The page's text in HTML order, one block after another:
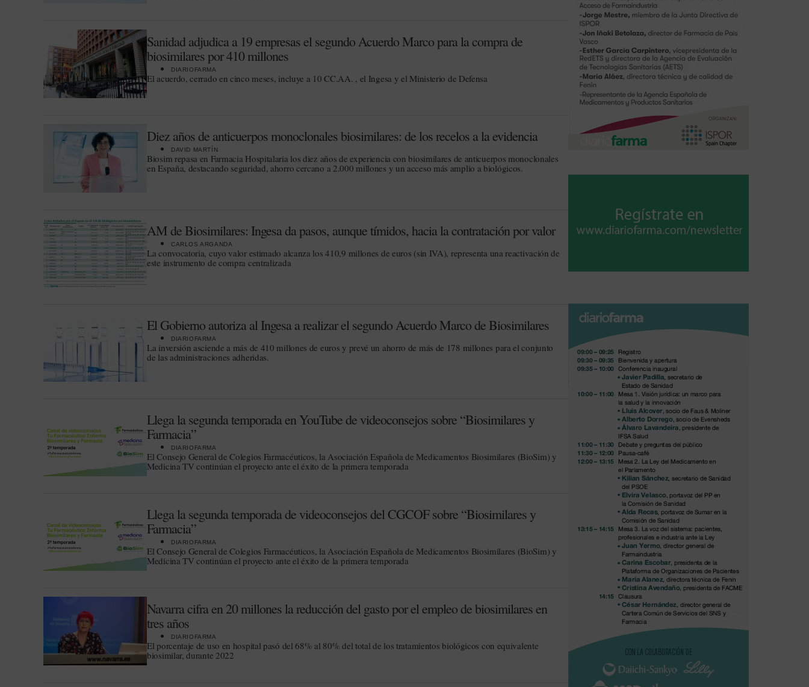
Sanidad adjudica a 19 empresas el segundo Acuerdo Marco para la compra de
biosimilares por 410 millones
DIARIOFARMA
El acuerdo, cerrado en cinco meses, incluye a 10 CC.AA. , el Ingesa y el Ministerio de Defensa
Diez años de anticuerpos monoclonales biosimilares: de los recelos a la evidencia
DAVID MARTÍN
Biosim repasa en Farmacia Hospitalaria los diez años de experiencia con biosimilares de anticuerpos monoclonales
en España, destacando seguridad, ahorro cercano a 2.000 millones y un acceso más amplio a biológicos.
AM de Biosimilares: Ingesa da pasos, aunque tímidos, hacia la contratación por valor
CARLOS ARGANDA
La convocatoria, cuyo valor estimado alcanza los 410,9 millones de euros (sin IVA), representa una reactivación de
este instrumento de compra centralizada
El Gobierno autoriza al Ingesa a realizar el segundo Acuerdo Marco de Biosimilares
DIARIOFARMA
La inversión asciende a más de 410 millones de euros y prevé un ahorro de más de 178 millones para el conjunto
de las administraciones adheridas.
Llega la segunda temporada en YouTube de videoconsejos sobre “Biosimilares y
Farmacia”
DIARIOFARMA
El Consejo General de Colegios Farmacéuticos, la Asociación Española de Medicamentos Biosimilares (BioSim) y
Medicina TV continúan el proyecto ante el éxito de la primera temporada
Llega la segunda temporada de videoconsejos del CGCOF sobre “Biosimilares y
Farmacia”
DIARIOFARMA
El Consejo General de Colegios Farmacéuticos, la Asociación Española de Medicamentos Biosimilares (BioSim) y
Medicina TV continúan el proyecto ante el éxito de la primera temporada
Navarra cifra en 20 millones la reducción del gasto por el empleo de biosimilares en
tres años
DIARIOFARMA
El porcentaje de uso en hospital pasó del 68% al 80% del total de los tratamientos biológicos con equivalente
biosimilar, durante 2022